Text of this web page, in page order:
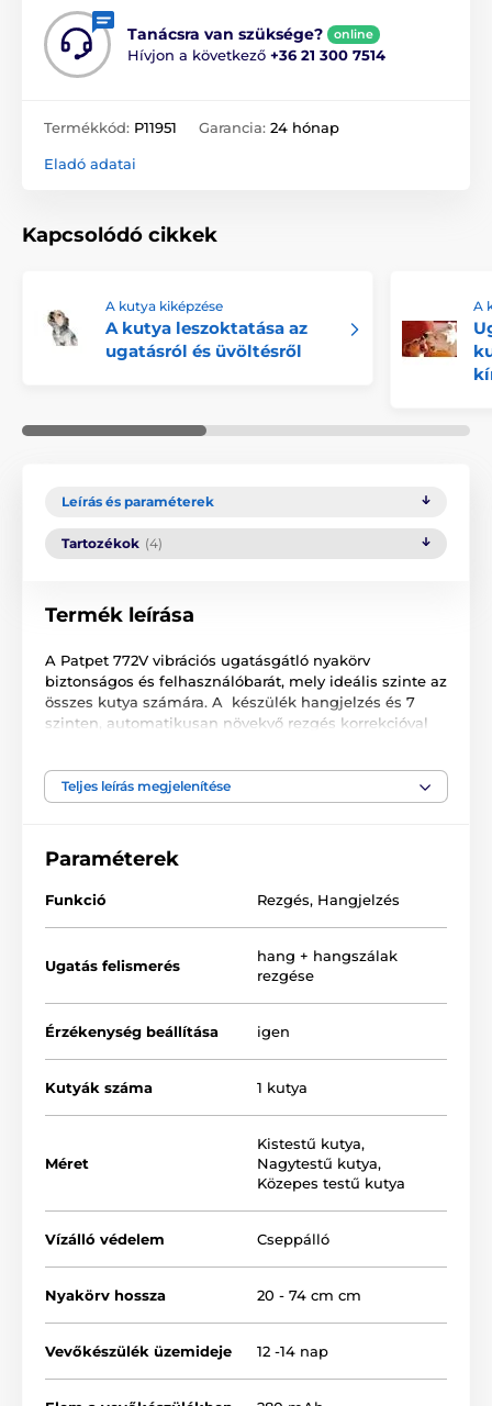
Tanácsra van szüksége? online
Hívjon a következő +36 21 300 7514
Termékkód: P11951 Garancia: 24 hónap
Eladó adatai
Kapcsolódó cikkek
A kutya kiképzése
A kutya leszoktatása az
ugatásról és üvöltésről
A
Leírás és paraméterek
Tartozékok (4)
Termék leírása
A Patpet 772V vibrációs ugatásgátló nyakörv
biztonságos és felhasználóbarát, mely ideális szinte az
összes kutya számára. A készülék hangjelzés és 7
szinten, automatikusan növekvő rezgés korrekcióval
valamint a könnyű kezelhetőség. A Patpet 772V
ugatásgátló nyakörv alapszintű vízálló tulajdonsággal
havazás sem, azonban víz alá nem meríthető és
úszásra sem alkalmas. A nyakörv előfeltétele, hogy
hatékonyan csökkentse a kutya nem megfelelő
szokásait. A beépített, újratölthető akkumulátor
kapacitása 280 mAh. A teljesen feltöltött akkumulátor
élettartama megközelítőleg 14 nap. A vevőkészülék
súlya mindössze 70 gramm, minden funkció külön
Teljes leírás megjelenítése
Paraméterek
Funkció Rezgés, Hangjelzés
Ugatás felismerés
hang + hangszálak
rezgése
Érzékenység beállítása igen
Kutyák száma 1 kutya
Méret
Kistestű kutya,
Nagytestű kutya,
Közepes testű kutya
Vízálló védelem Cseppálló
Nyakörv hossza 20 - 74 cm cm
Vevőkészülék üzemideje 12 -14 nap